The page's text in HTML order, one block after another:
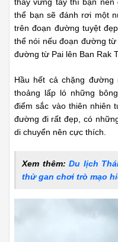
Bạn sẽ đánh rơi một
trên đoạn đường tuyệt
bạn khám phá một
nhé.
tour ghép
rẻ nhất hoặc